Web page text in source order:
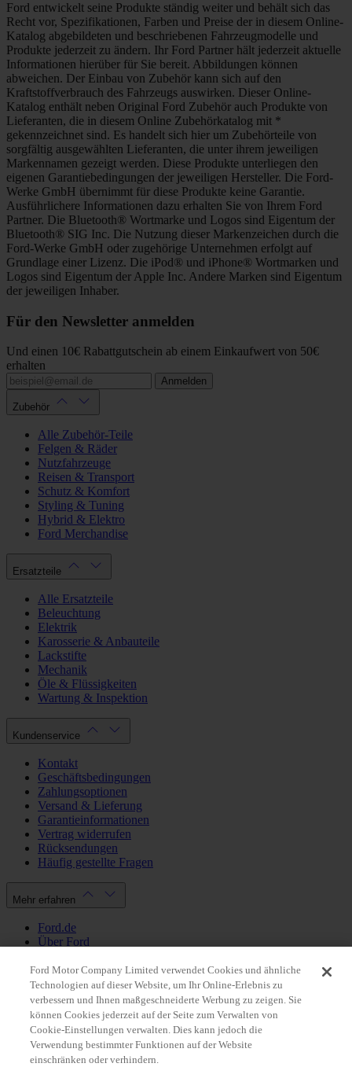
Ford entwickelt seine Produkte ständig weiter und behält sich das
Recht vor, Spezifikationen, Farben und Preise der in diesem Online-
Katalog abgebildeten und beschriebenen Fahrzeugmodelle und
Produkte jederzeit zu ändern. Ihr Ford Partner hält jederzeit aktuelle
Informationen hierüber für Sie bereit. Abbildungen können
abweichen. Der Einbau von Zubehör kann sich auf den
Kraftstoffverbrauch des Fahrzeugs auswirken. Dieser Online-
Katalog enthält neben Original Ford Zubehör auch Produkte von
Lieferanten, die in diesem Online Zubehörkatalog mit *
gekennzeichnet sind. Es handelt sich hier um Zubehörteile von
sorgfältig ausgewählten Lieferanten, die unter ihrem jeweiligen
Markennamen gezeigt werden. Diese Produkte unterliegen den
eigenen Garantiebedingungen der jeweiligen Hersteller. Die Ford-
Werke GmbH übernimmt für diese Produkte keine Garantie.
Ausführlichere Informationen dazu erhalten Sie von Ihrem Ford
Partner. Die Bluetooth® Wortmarke und Logos sind Eigentum der
Bluetooth® SIG Inc. Die Nutzung dieser Markenzeichen durch die
Ford-Werke GmbH oder zugehörige Unternehmen erfolgt auf
Grundlage einer Lizenz. Die iPod® und iPhone® Wortmarken und
Logos sind Eigentum der Apple Inc. Andere Marken sind Eigentum
der jeweiligen Inhaber.
Für den Newsletter anmelden
Und einen 10€ Rabattgutschein ab einem Einkaufwert von 50€
erhalten
Anmelden
Zubehör
Alle Zubehör-Teile
Felgen & Räder
Nutzfahrzeuge
Reisen & Transport
Schutz & Komfort
Styling & Tuning
Hybrid & Elektro
Ford Merchandise
Ersatzteile
Alle Ersatzteile
Beleuchtung
Elektrik
Karosserie & Anbauteile
Lackstifte
Mechanik
Öle & Flüssigkeiten
Wartung & Inspektion
Kundenservice
Kontakt
Geschäftsbedingungen
Zahlungsoptionen
Versand & Lieferung
Garantieinformationen
Vertrag widerrufen
Rücksendungen
Häufig gestellte Fragen
Mehr erfahren
Ford.de
Über Ford
Datenschutzbestimmungen
Impressum
Mein Konto
Login / Registrierung
Meine Bestellungen
Ford Motor Company Limited verwendet Cookies und ähnliche
Technologien auf dieser Website, um Ihr Online-Erlebnis zu
verbessern und Ihnen maßgeschneiderte Werbung zu zeigen. Sie
können Cookies jederzeit auf der Seite zum Verwalten von
Cookie-Einstellungen verwalten. Dies kann jedoch die
Verwendung bestimmter Funktionen auf der Website
einschränken oder verhindern.